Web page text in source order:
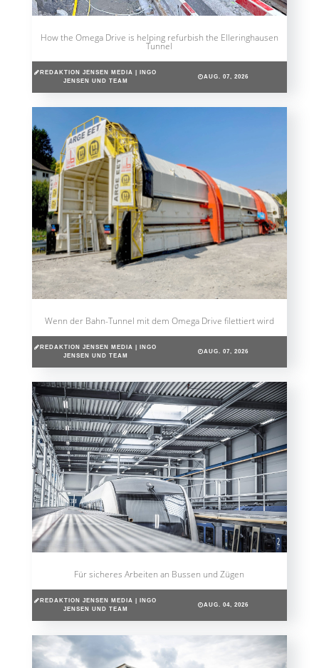
How the Omega Drive is helping refurbish the Elleringhausen
Tunnel
REDAKTION JENSEN MEDIA | INGO
JENSEN UND TEAM
AUG. 07, 2026
Wenn der Bahn-Tunnel mit dem Omega Drive filettiert wird
REDAKTION JENSEN MEDIA | INGO
JENSEN UND TEAM
AUG. 07, 2026
Für sicheres Arbeiten an Bussen und Zügen
REDAKTION JENSEN MEDIA | INGO
JENSEN UND TEAM
AUG. 04, 2026